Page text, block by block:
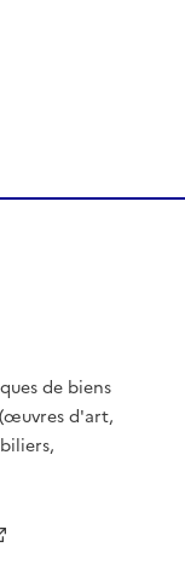
de biens
d'art,